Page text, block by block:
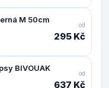
M 50cm
od
295 Kč
BIVOUAK
od
637 Kč